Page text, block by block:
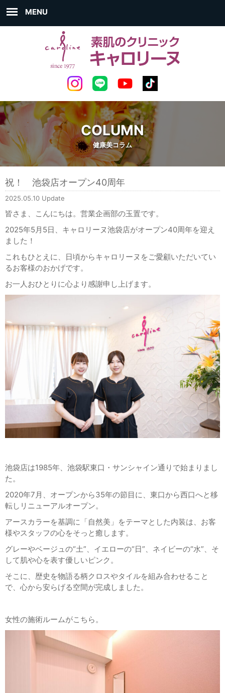
MENU
COLUMN
健康美コラム
祝！ 池袋店オープン40周年
2025.05.10 Update
皆さま、こんにちは。営業企画部の玉置です。
2025年5月 5日、キャロリーヌ池袋店がオープン40周年を迎え
ました！
これもひとえに、日頃からキャロリーヌをご愛顧いただいてい
るお客様のおかげです。
お一人おひとりに心より感謝申し上げます。
池袋店は1985年、池袋駅東口・サンシャイン通りで始まりまし
た。
2020年7月、オープンから35年の節目に、東口から西口へと移
転しリニューアルオープン。
アースカラーを基調に「自然美」をテーマとした内装は、お客
様やスタッフの心をそっと癒します。
グレーやベージュの“土”、イエローの“日”、ネイビーの“水”、そ
して肌や心を表す優しいピンク。
そこに、歴史を物語る柄クロスやタイルを組み合わせること
で、心から安らげる空間が完成しました。
女性の施術ルームがこちら。